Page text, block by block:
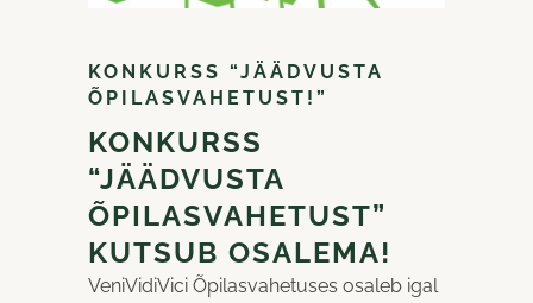
KONKURSS “JÄÄDVUSTA
ÕPILASVAHETUST!”
KONKURSS
“JÄÄDVUSTA
ÕPILASVAHETUST”
KUTSUB OSALEMA!
VeniVidiVici Õpilasvahetuses osaleb igal